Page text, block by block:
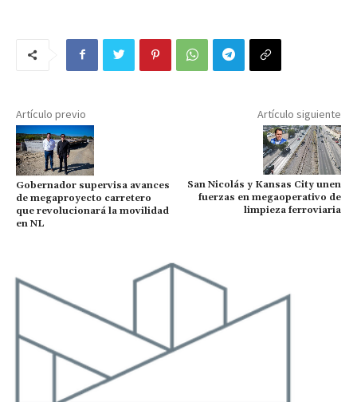
Artículo previo
Gobernador supervisa avances
de megaproyecto carretero
que revolucionará la movilidad
en NL
Artículo siguiente
San Nicolás y Kansas City unen
fuerzas en megaoperativo de
limpieza ferroviaria